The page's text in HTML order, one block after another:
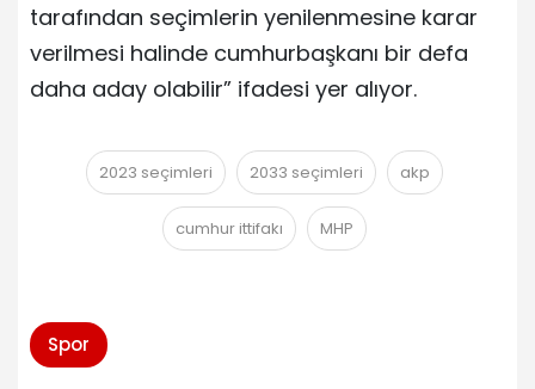
tarafından seçimlerin yenilenmesine karar
verilmesi halinde cumhurbaşkanı bir defa
daha aday olabilir” ifadesi yer alıyor.
2023 seçimleri 2033 seçimleri akp
cumhur ittifakı MHP
Spor